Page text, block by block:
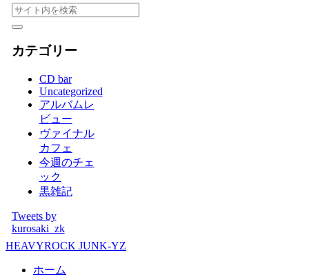
カテゴリー
CD bar
Uncategorized
アルバムレ
ビュー
ヴァイナル
カフェ
今週のチェ
ック
黒雑記
Tweets by
kurosaki_zk
HEAVYROCK JUNK-YZ
ホーム